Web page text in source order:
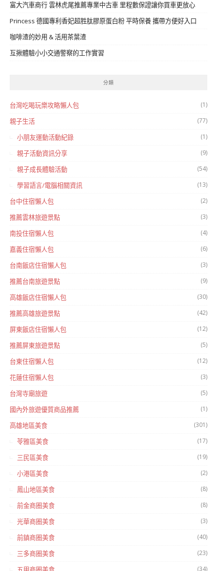
富大汽車商行 雲林虎尾推薦專業中古車 里程數保證讓你買車更放心
Princess 德國專利香妃超胜肽膠原蛋白粉 平時保養 攜帶方便好入口
咖啡渣的妙用 & 活用茶葉渣
互揪體驗小小交通警察的工作實習
分類
台灣吃喝玩樂攻略懶人包 (1)
親子生活 (77)
小朋友運動活動紀錄 (1)
親子活動資訊分享 (9)
親子成長體驗活動 (54)
學習語言/電腦相關資訊 (13)
台中住宿懶人包 (2)
推薦雲林旅遊景點 (3)
南投住宿懶人包 (4)
嘉義住宿懶人包 (6)
台南飯店住宿懶人包 (3)
推薦台南旅遊景點 (9)
高雄飯店住宿懶人包 (30)
推薦高雄旅遊景點 (42)
屏東飯店住宿懶人包 (12)
推薦屏東旅遊景點 (5)
台東住宿懶人包 (12)
花蓮住宿懶人包 (3)
台灣寺廟旅遊 (5)
國內外旅遊優質商品推薦 (1)
高雄地區美食 (301)
苓雅區美食 (17)
三民區美食 (19)
小港區美食 (2)
鳳山地區美食 (8)
前金商圈美食 (8)
光華商圈美食 (3)
前鎮商圈美食 (40)
三多商圈美食 (23)
(34)